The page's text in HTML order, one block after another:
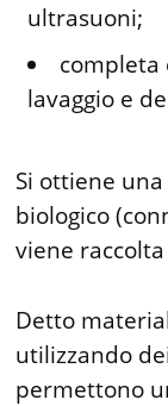
ultrasuoni;
lavaggio e
Si ottiene
biologico
viene
Detto
utilizzando
permettono